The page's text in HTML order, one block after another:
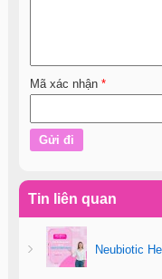
Mã xác nhận *
Tin liên quan
Neubiotic